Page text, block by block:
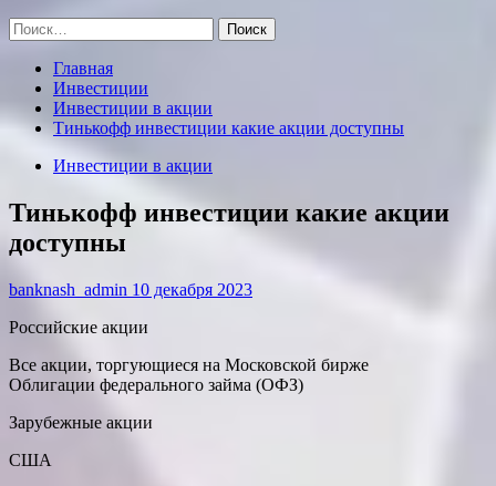
Найти:
Главная
Инвестиции
Инвестиции в акции
Тинькофф инвестиции какие акции доступны
Инвестиции в акции
Тинькофф инвестиции какие акции
доступны
banknash_admin 10 декабря 2023
Российские акции
Все акции, торгующиеся на Московской бирже
Облигации федерального займа (ОФЗ)
Зарубежные акции
США